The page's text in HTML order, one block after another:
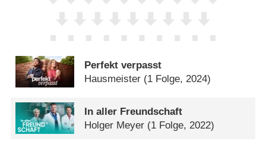
Perfekt verpasst
Hausmeister (1 Folge, 2024)
In aller Freundschaft
Holger Meyer (1 Folge, 2022)